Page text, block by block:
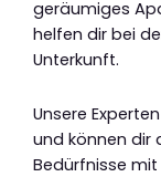
geräumiges
helfen dir bei
Unterkunft.
Unsere
und können dir
Bedürfnisse